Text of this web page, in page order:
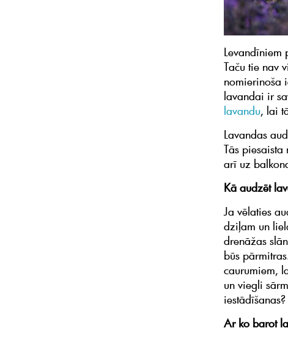
Levandīniem
Taču tie nav
nomierinoša
lavandai ir
lavandu, lai
Lavandas
Tās
arī uz
Kā audzēt
Ja vēlaties
dziļam un
drenāžas
būs
caurumiem,
un viegli
Ar ko barot